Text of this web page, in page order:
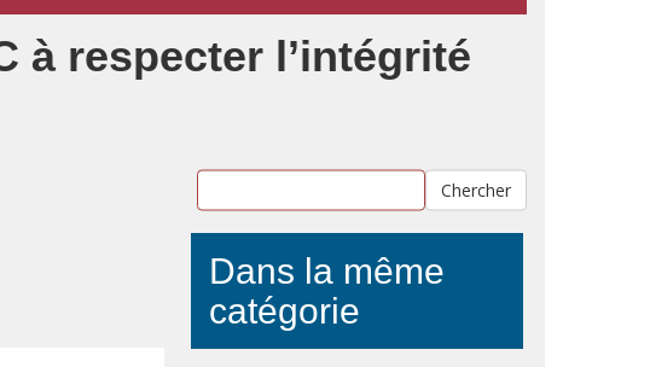
à respecter l’intégrité
Chercher
Dans la même
catégorie